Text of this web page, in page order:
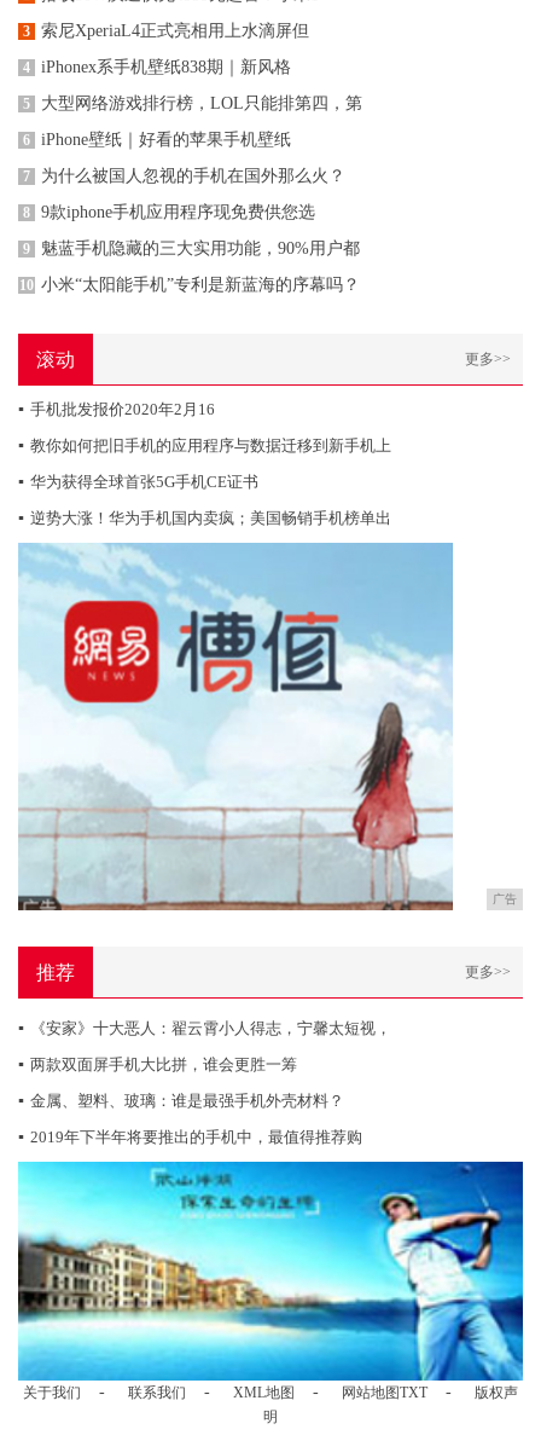
3 索尼XperiaL4正式亮相用上水滴屏但
4 iPhonex系手机壁纸838期｜新风格
5 大型网络游戏排行榜，LOL只能排第四，第
6 iPhone壁纸｜好看的苹果手机壁纸
7 为什么被国人忽视的手机在国外那么火？
8 9款iphone手机应用程序现免费供您选
9 魅蓝手机隐藏的三大实用功能，90%用户都
10 小米“太阳能手机”专利是新蓝海的序幕吗？
滚动 更多>>
▪ 手机批发报价2020年2月16
▪ 教你如何把旧手机的应用程序与数据迁移到新手机上
▪ 华为获得全球首张5G手机CE证书
▪ 逆势大涨！华为手机国内卖疯；美国畅销手机榜单出
广告
推荐 更多>>
▪
《安家》十大恶人：翟云霄小人得志，宁馨太短视，
▪ 两款双面屏手机大比拼，谁会更胜一筹
▪ 金属、塑料、玻璃：谁是最强手机外壳材料？
▪ 2019年下半年将要推出的手机中，最值得推荐购
关于我们 - 联系我们 - XML地图 - 网站地图TXT -
版权声
明